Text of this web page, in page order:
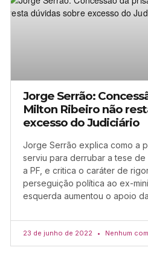
Jorge Serrão:
Milton Ribeiro não
excesso do Judiciário
Jorge Serrão explica como a
serviu para derrubar a tese
a PF, e critica o caráter de
perseguição política ao ex-
esquerda aumentou o apoio
23 de junho de 2022 Nenhum